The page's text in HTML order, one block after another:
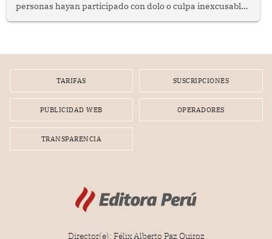
personas hayan participado con dolo o culpa inexcusable
por la frustrada realización de un meet and greet con
TARIFAS SUSCRIPCIONES
PUBLICIDAD WEB OPERADORES
TRANSPARENCIA
Director(e): Félix Alberto Paz Quiroz